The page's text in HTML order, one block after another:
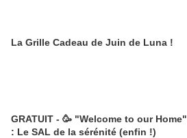
La Grille Cadeau de Juin de Luna !
GRATUIT - 🥳 "Welcome to our Home"
: Le SAL de la sérénité (enfin !)